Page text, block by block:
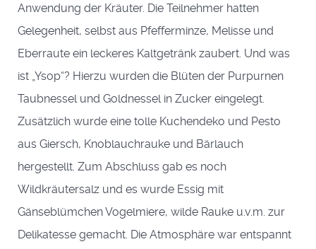
Anwendung der Kräuter. Die Teilnehmer hatten
Gelegenheit, selbst aus Pfefferminze, Melisse und
Eberraute ein leckeres Kaltgetränk zaubert. Und was
ist „Ysop“? Hierzu wurden die Blüten der Purpurnen
Taubnessel und Goldnessel in Zucker eingelegt.
Zusätzlich wurde eine tolle Kuchendeko und Pesto
aus Giersch, Knoblauchrauke und Bärlauch
hergestellt. Zum Abschluss gab es noch
Wildkräutersalz und es wurde Essig mit
Gänseblümchen Vogelmiere, wilde Rauke u.v.m. zur
Delikatesse gemacht. Die Atmosphäre war entspannt